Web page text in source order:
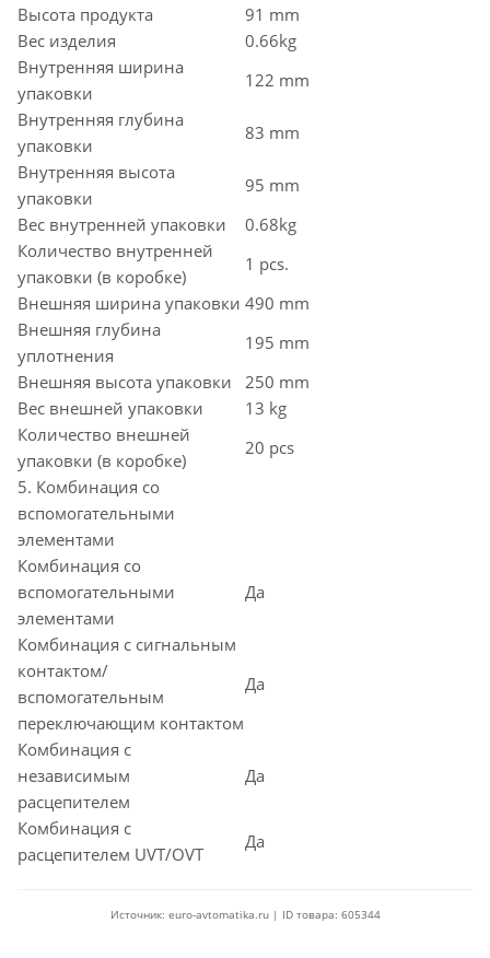
Высота продукта
91 mm
Вес изделия
0.66kg
Внутренняя ширина
упаковки
122 mm
Внутренняя глубина
упаковки
83 mm
Внутренняя высота
упаковки
95 mm
Вес внутренней упаковки
0.68kg
Количество внутренней
упаковки (в коробке)
1 pcs.
Внешняя ширина упаковки 490 mm
Внешняя глубина
уплотнения
195 mm
Внешняя высота упаковки
250 mm
Вес внешней упаковки
13 kg
Количество внешней
упаковки (в коробке)
20 pcs
5. Комбинация со
вспомогательными
элементами
Комбинация со
вспомогательными
элементами
Да
Комбинация с сигнальным
контактом/
вспомогательным
переключающим контактом
Да
Комбинация с
независимым
расцепителем
Да
Комбинация с
расцепителем UVT/OVT
Да
Источник: euro-avtomatika.ru | ID товара: 605344